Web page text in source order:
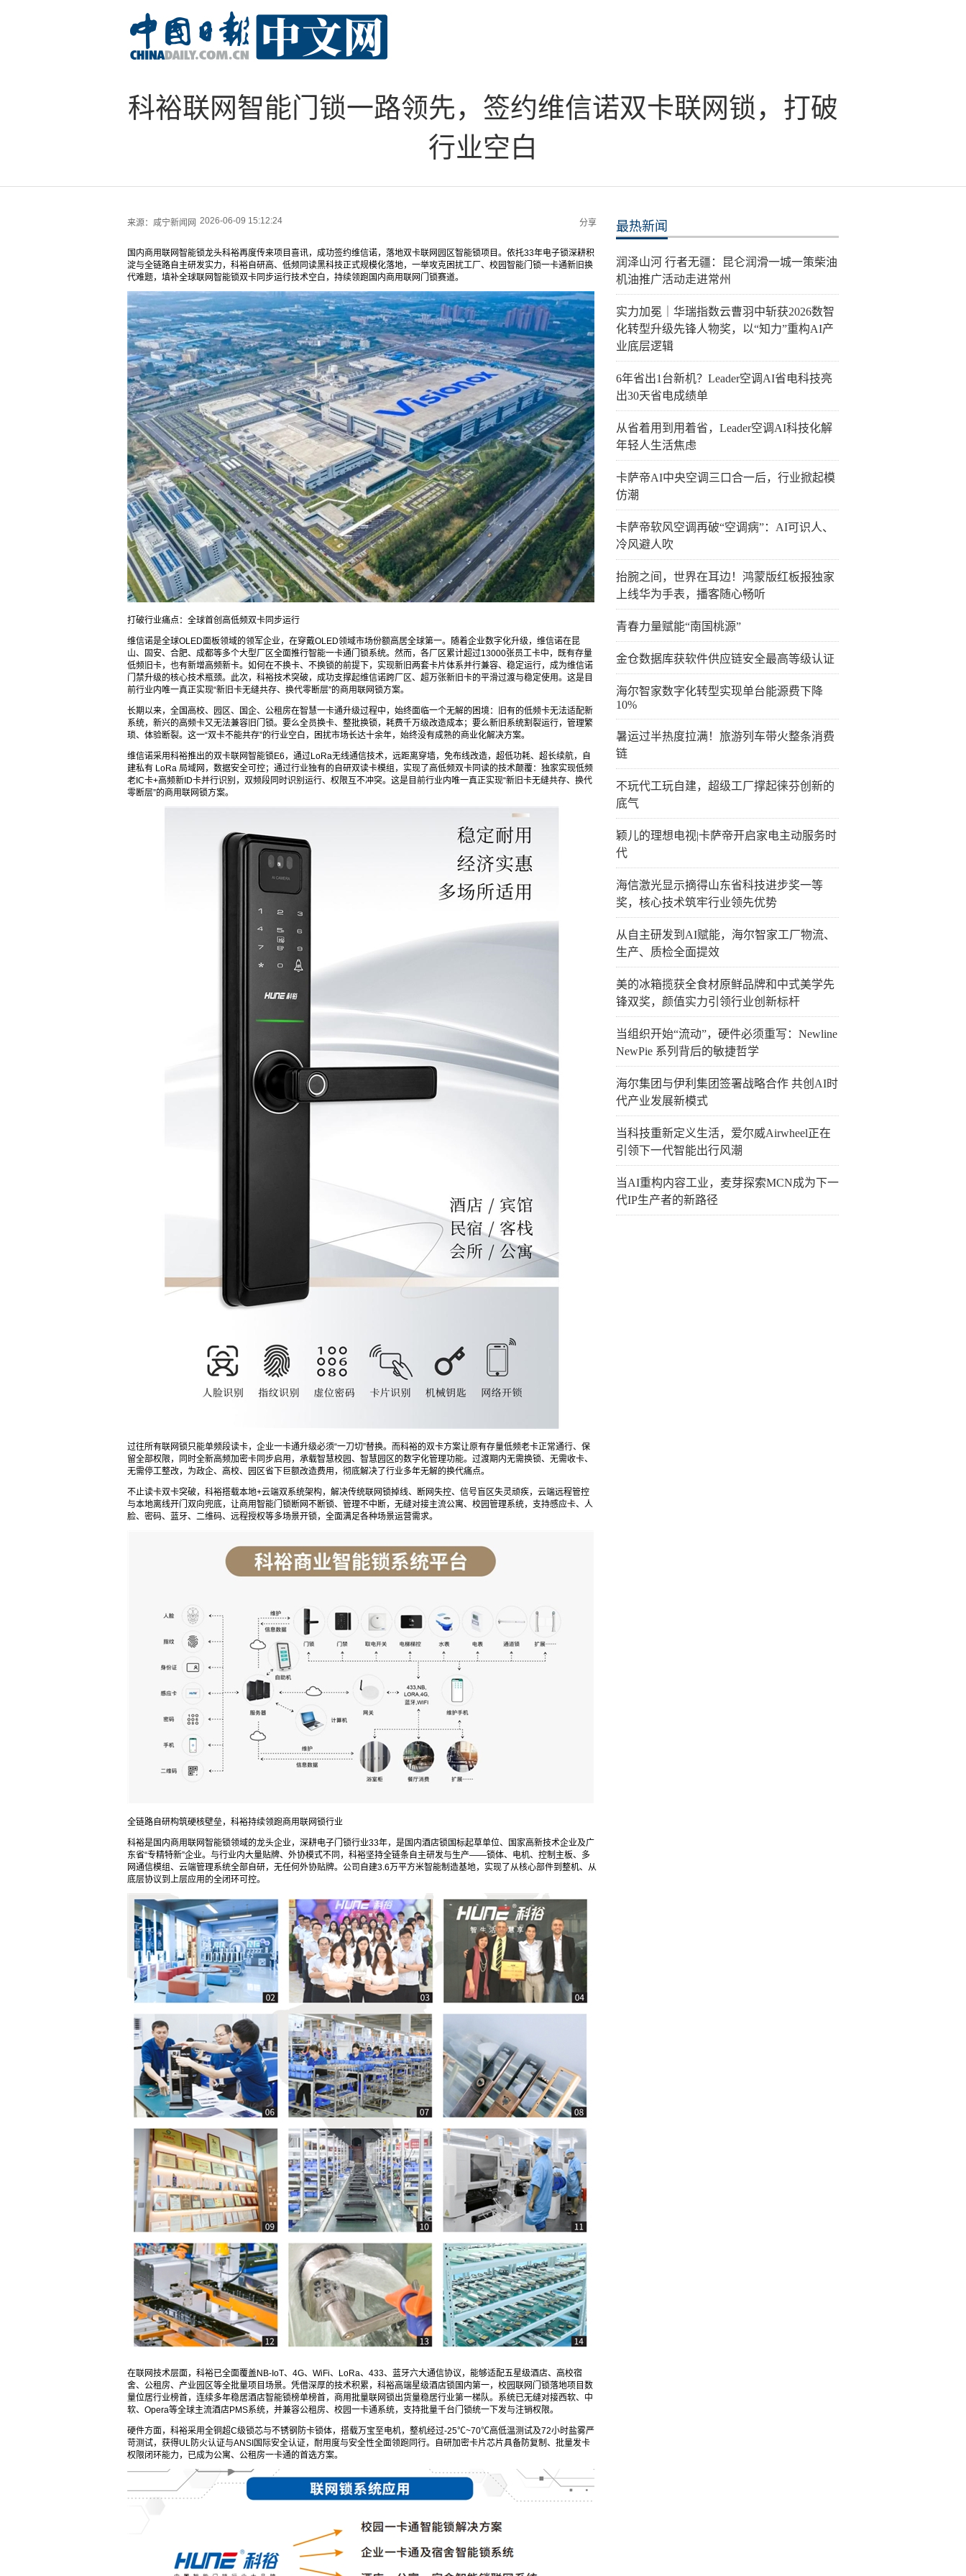
科裕联网智能门锁一路领先，签约维信诺双卡联网锁，打破
行业空白
来源： 咸宁新闻网 2026-06-09 15:12:24 分享
国内商用联网智能锁龙头科裕再度传来项目喜讯，成功签约维信诺，落地双卡联网园区智能锁项目。依托33年电子锁深耕积
淀与全链路自主研发实力，科裕自研高、低频同读黑科技正式规模化落地，一举攻克困扰工厂、校园智能门锁一卡通新旧换
代难题，填补全球联网智能锁双卡同步运行技术空白，持续领跑国内商用联网门锁赛道。
打破行业痛点：全球首创高低频双卡同步运行
维信诺是全球OLED面板领域的领军企业，在穿戴OLED领域市场份额高居全球第一。随着企业数字化升级，维信诺在昆
山、固安、合肥、成都等多个大型厂区全面推行智能一卡通门锁系统。然而，各厂区累计超过13000张员工卡中，既有存量
低频旧卡，也有新增高频新卡。如何在不换卡、不换锁的前提下，实现新旧两套卡片体系并行兼容、稳定运行，成为维信诺
门禁升级的核心技术瓶颈。此次，科裕技术突破，成功支撑起维信诺跨厂区、超万张新旧卡的平滑过渡与稳定使用。这是目
前行业内唯一真正实现“新旧卡无缝共存、换代零断层”的商用联网锁方案。
长期以来，全国高校、园区、国企、公租房在智慧一卡通升级过程中，始终面临一个无解的困境：旧有的低频卡无法适配新
系统，新兴的高频卡又无法兼容旧门锁。要么全员换卡、整批换锁，耗费千万级改造成本；要么新旧系统割裂运行，管理繁
琐、体验断裂。这一“双卡不能共存”的行业空白，困扰市场长达十余年，始终没有成熟的商业化解决方案。
维信诺采用科裕推出的双卡联网智能锁E6，通过LoRa无线通信技术，远距离穿墙，免布线改造，超低功耗、超长续航，自
建私有 LoRa 局域网，数据安全可控；通过行业独有的自研双读卡模组，实现了高低频双卡同读的技术颠覆：独家实现低频
老IC卡+高频新ID卡并行识别，双频段同时识别运行、权限互不冲突。这是目前行业内唯一真正实现“新旧卡无缝共存、换代
零断层”的商用联网锁方案。
过往所有联网锁只能单频段读卡，企业一卡通升级必须“一刀切”替换。而科裕的双卡方案让原有存量低频老卡正常通行、保
留全部权限，同时全新高频加密卡同步启用，承载智慧校园、智慧园区的数字化管理功能。过渡期内无需换锁、无需收卡、
无需停工整改，为政企、高校、园区省下巨额改造费用，彻底解决了行业多年无解的换代痛点。
不止读卡双卡突破，科裕搭载本地+云端双系统架构，解决传统联网锁掉线、断网失控、信号盲区失灵顽疾，云端远程管控
与本地离线开门双向兜底，让商用智能门锁断网不断锁、管理不中断，无缝对接主流公寓、校园管理系统，支持感应卡、人
脸、密码、蓝牙、二维码、远程授权等多场景开锁，全面满足各种场景运营需求。
全链路自研构筑硬核壁垒，科裕持续领跑商用联网锁行业
科裕是国内商用联网智能锁领域的龙头企业，深耕电子门锁行业33年，是国内酒店锁国标起草单位、国家高新技术企业及广
东省“专精特新”企业。与行业内大量贴牌、外协模式不同，科裕坚持全链条自主研发与生产——锁体、电机、控制主板、多
网通信模组、云端管理系统全部自研，无任何外协贴牌。公司自建3.6万平方米智能制造基地，实现了从核心部件到整机、从
底层协议到上层应用的全闭环可控。
在联网技术层面，科裕已全面覆盖NB-IoT、4G、WiFi、LoRa、433、蓝牙六大通信协议，能够适配五星级酒店、高校宿
舍、公租房、产业园区等全批量项目场景。凭借深厚的技术积累，科裕高端星级酒店锁国内第一，校园联网门锁落地项目数
量位居行业榜首，连续多年稳居酒店智能锁榜单榜首，商用批量联网锁出货量稳居行业第一梯队。系统已无缝对接西软、中
软、Opera等全球主流酒店PMS系统，并兼容公租房、校园一卡通系统，支持批量千台门锁统一下发与注销权限。
硬件方面，科裕采用全铜超C级锁芯与不锈钢防卡锁体，搭载万宝至电机，整机经过-25℃~70℃高低温测试及72小时盐雾严
苛测试，获得UL防火认证与ANSI国际安全认证，耐用度与安全性全面领跑同行。自研加密卡片芯片具备防复制、批量发卡
权限闭环能力，已成为公寓、公租房一卡通的首选方案。
最热新闻
​润泽山河 行者无疆：昆仑润滑一城一策柴油
机油推广活动走进常州
实力加冕｜华瑞指数云曹羽中斩获2026数智
化转型升级先锋人物奖，以“知力”重构AI产
业底层逻辑
6年省出1台新机？Leader空调AI省电科技亮
出30天省电成绩单
从省着用到用着省，Leader空调AI科技化解
年轻人生活焦虑
卡萨帝AI中央空调三口合一后，行业掀起模
仿潮
卡萨帝软风空调再破“空调病”：AI可识人、
冷风避人吹
抬腕之间，世界在耳边！鸿蒙版红板报独家
上线华为手表，播客随心畅听
青春力量赋能“南国桃源”
金仓数据库获软件供应链安全最高等级认证
海尔智家数字化转型实现单台能源费下降
10%
暑运过半热度拉满！旅游列车带火整条消费
链
不玩代工玩自建，超级工厂撑起徕芬创新的
底气
颖儿的理想电视|卡萨帝开启家电主动服务时
代
海信激光显示摘得山东省科技进步奖一等
奖，核心技术筑牢行业领先优势
从自主研发到AI赋能，海尔智家工厂物流、
生产、质检全面提效
美的冰箱揽获全食材原鲜品牌和中式美学先
锋双奖，颜值实力引领行业创新标杆
当组织开始“流动”，硬件必须重写：Newline
NewPie 系列背后的敏捷哲学
海尔集团与伊利集团签署战略合作 共创AI时
代产业发展新模式
当科技重新定义生活，爱尔威Airwheel正在
引领下一代智能出行风潮
当AI重构内容工业，麦芽探索MCN成为下一
代IP生产者的新路径